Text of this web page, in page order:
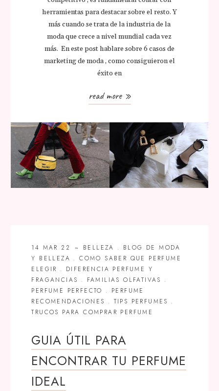
herramientas para destacar sobre el resto. Y
más cuando se trata de la industria de la
moda que crece a nivel mundial cada vez
más. En este post hablare sobre 6 casos de
marketing de moda , como consiguieron el
éxito en
read more »
14 MAR 22 BELLEZA . BLOG DE MODA
Y BELLEZA .COMO SABER QUE PERFUME
ELEGIR . DIFERENCIA PERFUME Y
FRAGANCIAS . FAMILIAS OLFATIVAS .
PERFUME PERFECTO . PERFUME
RECOMENDACIONES . TIPS PERFUMES .
TRUCOS PARA COMPRAR PERFUME
GUIA ÚTIL PARA
ENCONTRAR TU PERFUME
IDEAL